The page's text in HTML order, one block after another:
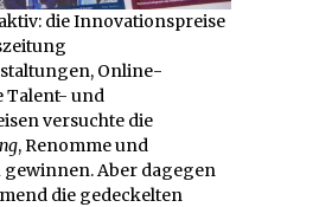
die Innovationspreise
Online-
Talent- und
versuchte die
, Renomme und
gewinnen. Aber dagegen
die gedeckelten